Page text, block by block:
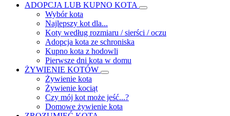
ADOPCJA LUB KUPNO KOTA
Wybór kota
Najlepszy kot dla...
Koty według rozmiaru / sierści / oczu
Adopcja kota ze schroniska
Kupno kota z hodowli
Pierwsze dni kota w domu
ŻYWIENIE KOTÓW
Żywienie kota
Żywienie kociąt
Czy mój kot może jeść...?
Domowe żywienie kota